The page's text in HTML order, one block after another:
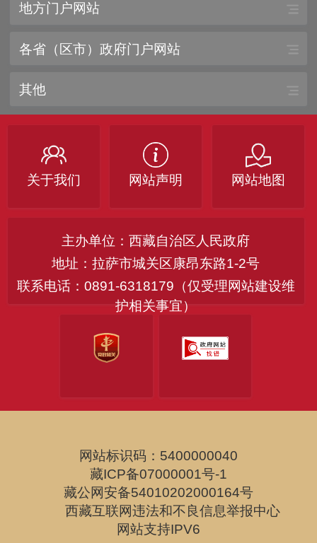
地方门户网站
各省（区市）政府门户网站
其他
关于我们 网站声明 网站地图
主办单位：西藏自治区人民政府
地址：拉萨市城关区康昂东路1-2号
联系电话：0891-6318179（仅受理网站建设维
护相关事宜）
网站标识码：5400000040
藏ICP备07000001号-1
藏公网安备54010202000164号
西藏互联网违法和不良信息举报中心
网站支持IPV6